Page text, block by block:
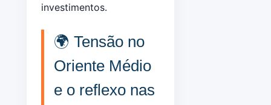
investimentos.
🌍 Tensão no
Oriente Médio
e o reflexo nas